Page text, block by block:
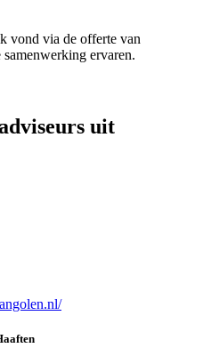
vond via de offerte van
ervaren.
uit